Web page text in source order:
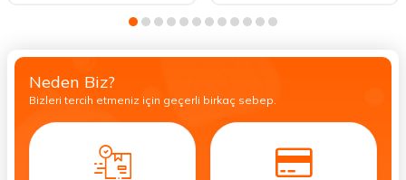
Neden Biz?
Bizleri tercih etmeniz için geçerli birkaç sebep.